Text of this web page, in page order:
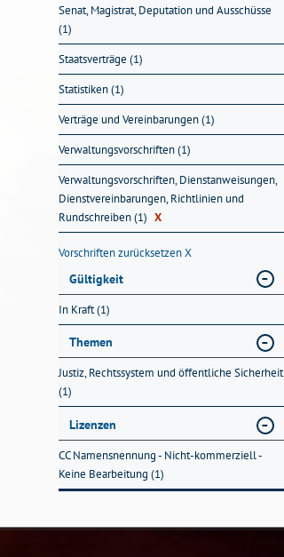
Senat, Magistrat, Deputation und Ausschüsse
(1)
Staatsverträge (1)
Statistiken (1)
Verträge und Vereinbarungen (1)
Verwaltungsvorschriften (1)
Verwaltungsvorschriften, Dienstanweisungen,
Dienstvereinbarungen, Richtlinien und
Rundschreiben (1) X
Vorschriften zurücksetzenX
Gültigkeit
In Kraft (1)
Themen
Justiz, Rechtssystem und öffentliche Sicherheit
(1)
Lizenzen
CC Namensnennung - Nicht-kommerziell -
Keine Bearbeitung (1)